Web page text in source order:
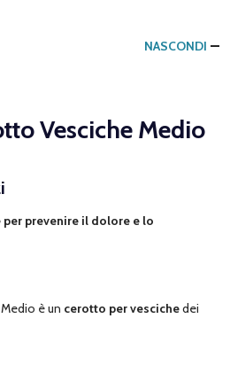
NASCONDI
Vesciche Medio
prevenire il dolore e lo
è un cerotto per vescichedei